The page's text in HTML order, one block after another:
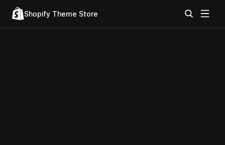
Shopify Theme Store